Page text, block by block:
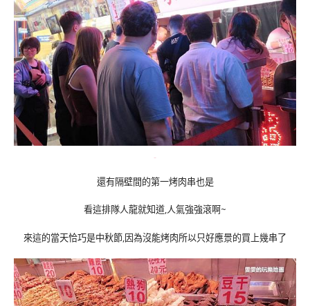
還有隔壁間的第一烤肉串也是
看這排隊人龍就知道,人氣強強滾啊~
來這的當天恰巧是中秋節,因為沒能烤肉所以只好應景的買上幾串了